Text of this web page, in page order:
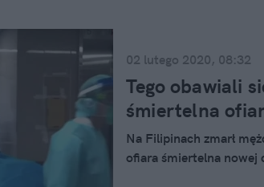
02 lutego 2020, 08:32
Tego obawiali
śmiertelna
Na Filipinach zmarł
ofiara śmiertelna nowej